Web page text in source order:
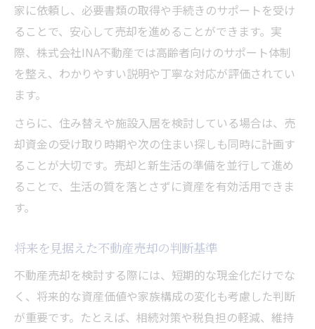
家に依頼し、必要書類の取得や手続きのサポートを受け
ることで、安心して売却を進めることができます。実
際、株式会社INA不動産では高齢者向けのサポート体制
を整え、わかりやすい説明や丁寧な対応が評価されてい
ます。
さらに、住み替えや施設入居を検討している場合は、売
却資金の受け取り時期や次の住まい探しも同時に計画す
ることが大切です。売却と新生活の準備を並行して進め
ることで、生活の質を落とさずに資産を有効活用できま
す。
将来を見据えた不動産売却の判断基準
不動産売却を検討する際には、短期的な現金化だけでな
く、将来的な資産価値や家族構成の変化も考慮した判断
が重要です。たとえば、相続対策や税負担の軽減、維持